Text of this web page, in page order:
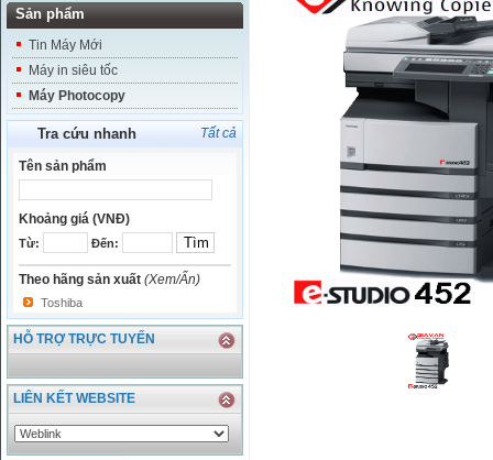
Sản phẩm
Tin Máy Mới
Máy in siêu tốc
Máy Photocopy
Tra cứu nhanh Tất cả
Tên sản phẩm
Khoảng giá (VNĐ)
Từ: Đến:
Theo hãng sản xuất (Xem/Ẩn)
Toshiba
HỖ TRỢ TRỰC TUYẾN
LIÊN KẾT WEBSITE